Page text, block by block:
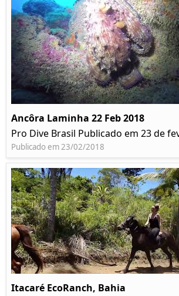
Ancôra Laminha 22 Feb 2018
Pro Dive Brasil Publicado em 23 de
Publicado em 23/02/2018
Itacaré EcoRanch, Bahia